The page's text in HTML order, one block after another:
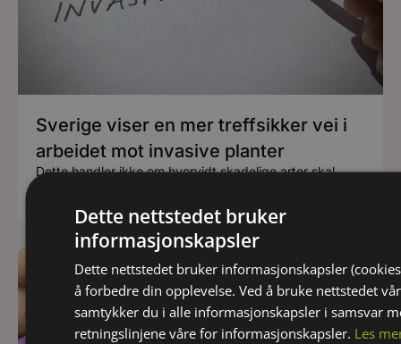
Sverige viser en mer treffsikker vei i
arbeidet mot invasive planter
Dette handler ikke om hvorvidt skadelige arter skal
Dette nettstedet bruker
informasjonskapsler
Dette nettstedet bruker informasjonskapsler
å forbedre din opplevelse. Ved å bruke nettstedet
samtykker du i alle informasjonskapsler i samsvar
retningslinjene våre for informasjonskapsler. Les